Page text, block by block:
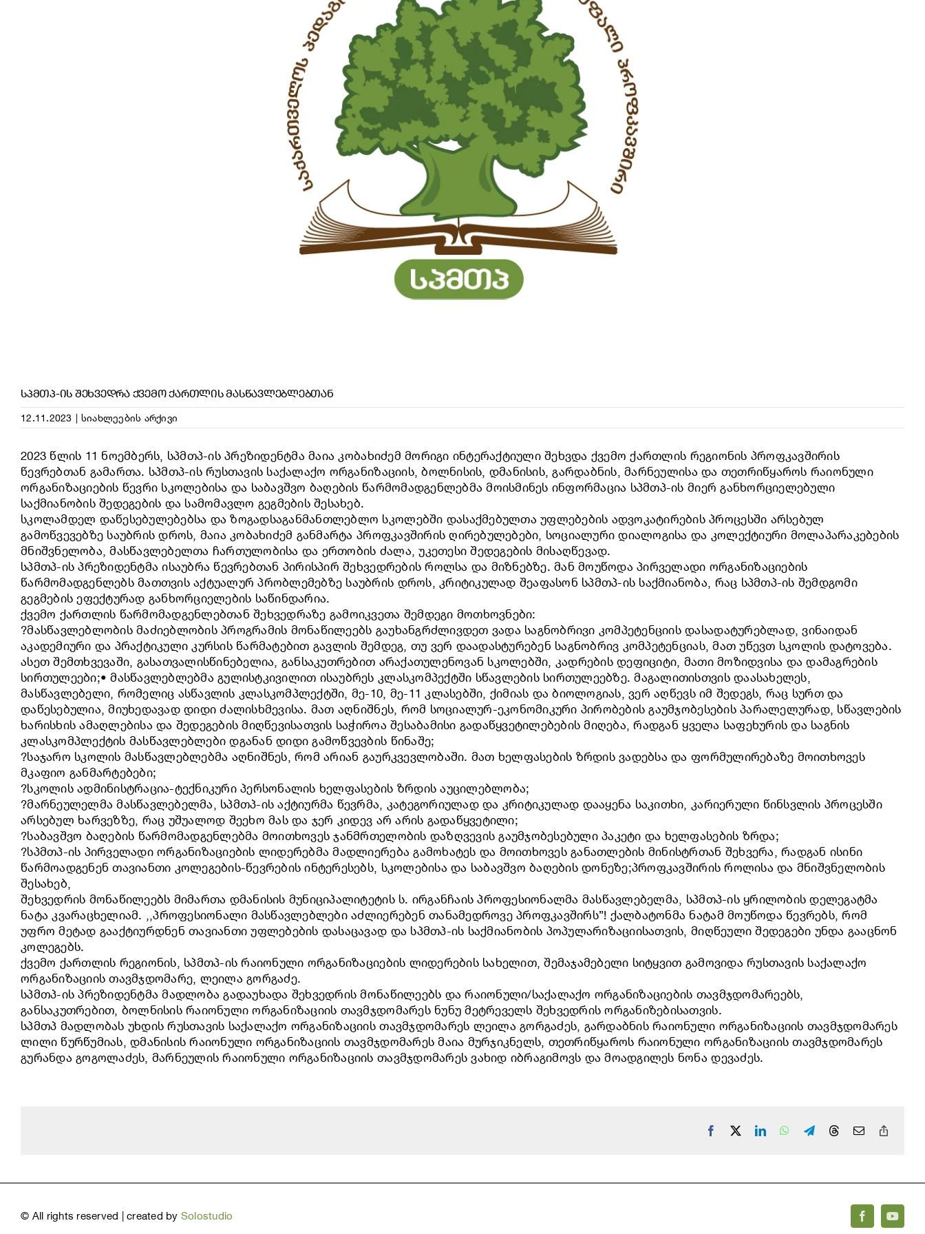
ᲡᲞᲛᲗᲞ-ᲘᲡ ᲨᲔᲮᲕᲔᲓᲠᲐ ᲥᲕᲔᲛᲝ ᲥᲐᲠᲗᲚᲘᲡ ᲛᲐᲡᲬᲐᲕᲚᲔᲑᲚᲔᲑᲗᲐᲜ
12.11.2023 | სიახლეების არქივი
2023 წლის 11 ნოემბერს, სპმთპ-ის პრეზიდენტმა მაია კობახიძემ მორიგი ინტერაქტიული შეხვდა ქვემო ქართლის რეგიონის პროფკავშირის
წევრებთან გამართა. სპმთპ-ის რუსთავის საქალაქო ორგანიზაციის, ბოლნისის, დმანისის, გარდაბნის, მარნეულისა და თეთრიწყაროს რაიონული
ორგანიზაციების წევრი სკოლებისა და საბავშვო ბაღების წარმომადგენლებმა მოისმინეს ინფორმაცია სპმთპ-ის მიერ განხორციელებული
საქმიანობის შედეგების და სამომავლო გეგმების შესახებ.
სკოლამდელ დაწესებულებებსა და ზოგადსაგანმანთლებლო სკოლებში დასაქმებულთა უფლებების ადვოკატირების პროცესში არსებულ
გამოწვევებზე საუბრის დროს, მაია კობახიძემ განმარტა პროფკავშირის ღირებულებები, სოციალური დიალოგისა და კოლექტიური მოლაპარაკებების
მნიშვნელობა, მასწავლებელთა ჩართულობისა და ერთობის ძალა, უკეთესი შედეგების მისაღწევად.
სპმთპ-ის პრეზიდენტმა ისაუბრა წევრებთან პირისპირ შეხვედრების როლსა და მიზნებზე. მან მოუწოდა პირველადი ორგანიზაციების
წარმომადგენლებს მათთვის აქტუალურ პრობლემებზე საუბრის დროს, კრიტიკულად შეაფასონ სპმთპ-ის საქმიანობა, რაც სპმთპ-ის შემდგომი
გეგმების ეფექტურად განხორციელების საწინდარია.
ქვემო ქართლის წარმომადგენლებთან შეხვედრაზე გამოიკვეთა შემდეგი მოთხოვნები:
?მასწავლებლობის მაძიებლობის პროგრამის მონაწილეებს გაუხანგრძლივდეთ ვადა საგნობრივი კომპეტენციის დასადატურებლად, ვინაიდან
აკადემიური და პრაქტიკული კურსის წარმატებით გავლის შემდეგ, თუ ვერ დაადასტურებენ საგნობრივ კომპეტენციას, მათ უწევთ სკოლის დატოვება.
ასეთ შემთხვევაში, გასათვალისწინებელია, განსაკუთრებით არაქათულენოვან სკოლებში, კადრების დეფიციტი, მათი მოზიდვისა და დამაგრების
სირთულეები;• მასწავლებლებმა გულისტკივილით ისაუბრეს კლასკომპექტში სწავლების სირთულეებზე. მაგალითისთვის დაასახელეს,
მასწავლებელი, რომელიც ასწავლის კლასკომპლექტში, მე-10, მე-11 კლასებში, ქიმიას და ბიოლოგიას, ვერ აღწევს იმ შედეგს, რაც სურთ და
დაწესებულია, მიუხედავად დიდი ძალისხმევისა. მათ აღნიშნეს, რომ სოციალურ-ეკონომიკური პირობების გაუმჯობესების პარალელურად, სწავლების
ხარისხის ამაღლებისა და შედეგების მიღწევისათვის საჭიროა შესაბამისი გადაწყვეტილებების მიღება, რადგან ყველა საფეხურის და საგნის
კლასკომპლექტის მასწავლებლები დგანან დიდი გამოწვევბის წინაშე;
?საჯარო სკოლის მასწავლებლებმა აღნიშნეს, რომ არიან გაურკვევლობაში. მათ ხელფასების ზრდის ვადებსა და ფორმულირებაზე მოითხოვეს
მკაფიო განმარტებები;
?სკოლის ადმინისტრაცია-ტექნიკური პერსონალის ხელფასების ზრდის აუცილებლობა;
?მარნეულელმა მასწავლებელმა, სპმთპ-ის აქტიურმა წევრმა, კატეგორიულად და კრიტიკულად დააყენა საკითხი, კარიერული წინსვლის პროცესში
არსებულ ხარვეზზე, რაც უშუალოდ შეეხო მას და ჯერ კიდევ არ არის გადაწყვეტილი;
?საბავშვო ბაღების წარმომადგენლებმა მოითხოვეს ჯანმრთელობის დაზღვევის გაუმჯობესებული პაკეტი და ხელფასების ზრდა;
?სპმთპ-ის პირველადი ორგანიზაციების ლიდერებმა მადლიერება გამოხატეს და მოითხოვეს განათლების მინისტრთან შეხვერა, რადგან ისინი
წარმოადგენენ თავიანთი კოლეგების-წევრების ინტერესებს, სკოლებისა და საბავშვო ბაღების დონეზე;პროფკავშირის როლისა და მნიშვნელობის
შესახებ,
შეხვედრის მონაწილეებს მიმართა დმანისის მუნიციპალიტეტის ს. ირგანჩაის პროფესიონალმა მასწავლებელმა, სპმთპ-ის ყრილობის დელეგატმა
ნატა კვარაცხელიამ. ,,პროფესიონალი მასწავლებლები აძლიერებენ თანამედროვე პროფკავშირს”! ქალბატონმა ნატამ მოუწოდა წევრებს, რომ
უფრო მეტად გააქტიურდნენ თავიანთი უფლებების დასაცავად და სპმთპ-ის საქმიანობის პოპულარიზაციისათვის, მიღწეული შედეგები უნდა გააცნონ
კოლეგებს.
ქვემო ქართლის რეგიონის, სპმთპ-ის რაიონული ორგანიზაციების ლიდერების სახელით, შემაჯამებელი სიტყვით გამოვიდა რუსთავის საქალაქო
ორგანიზაციის თავმჯდომარე, ლეილა გორგაძე.
სპმთპ-ის პრეზიდენტმა მადლობა გადაუხადა შეხვედრის მონაწილეებს და რაიონული/საქალაქო ორგანიზაციების თავმჯდომარეებს,
განსაკუთრებით, ბოლნისის რაიონული ორგანიზაციის თავმჯდომარეს ნუნუ მეტრეველს შეხვედრის ორგანიზებისათვის.
სპმთპ მადლობას უხდის რუსთავის საქალაქო ორგანიზაციის თავმჯდომარეს ლეილა გორგაძეს, გარდაბნის რაიონული ორგანიზაციის თავმჯდომარეს
ლილი წურწუმიას, დმანისის რაიონული ორგანიზაციის თავმჯდომარეს მაია მურჯიკნელს, თეთრიწყაროს რაიონული ორგანიზაციის თავმჯდომარეს
გურანდა გოგოლაძეს, მარნეულის რაიონული ორგანიზაციის თავმჯდომარეს ვახიდ იბრაგიმოვს და მოადგილეს ნონა დევაძეს.
Facebook LinkedInWhatsApp
TelegramThreadsEmail
© All rights reserved | created by Solostudio Facebook